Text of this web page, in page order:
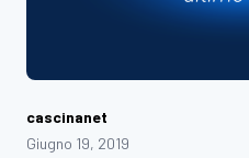
cascinanet
Giugno 19, 2019